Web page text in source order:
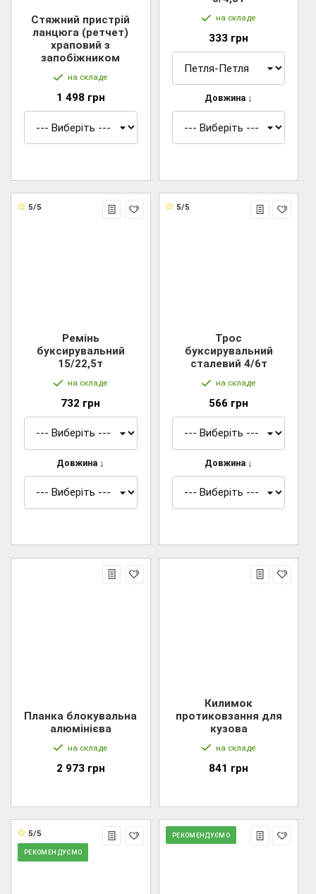
Стяжний пристрій
ланцюга (ретчет)
храповий з
запобіжником
на складе
1 498 грн
на складе
333 грн
Довжина ↓
5/5
Ремінь
буксирувальний
15/22,5т
на складе
732 грн
Довжина ↓
5/5
Трос
буксирувальний
сталевий 4/6т
на складе
566 грн
Довжина ↓
Планка блокувальна
алюмінієва
на складе
2 973 грн
Килимок
протиковзання для
кузова
на складе
841 грн
5/5
РЕКОМЕНДУЄМО
РЕКОМЕНДУЄМО